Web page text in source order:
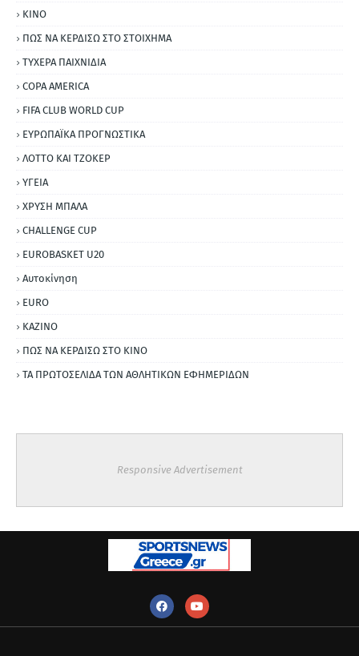
ΚΙΝΟ
ΠΩΣ ΝΑ ΚΕΡΔΙΣΩ ΣΤΟ ΣΤΟΙΧΗΜΑ
ΤΥΧΕΡΑ ΠΑΙΧΝΙΔΙΑ
COPA AMERICA
FIFA CLUB WORLD CUP
ΕΥΡΩΠΑΪΚΑ ΠΡΟΓΝΩΣΤΙΚΑ
ΛΟΤΤΟ ΚΑΙ ΤΖΟΚΕΡ
ΥΓΕΙΑ
ΧΡΥΣΗ ΜΠΑΛΑ
CHALLENGE CUP
EUROBASKET U20
Αυτοκίνηση
ΕURO
ΚΑΖΙΝΟ
ΠΩΣ ΝΑ ΚΕΡΔΙΣΩ ΣΤΟ ΚΙΝΟ
ΤΑ ΠΡΩΤΟΣΕΛΙΔΑ ΤΩΝ ΑΘΛΗΤΙΚΩΝ ΕΦΗΜΕΡΙΔΩΝ
Responsive Advertisement